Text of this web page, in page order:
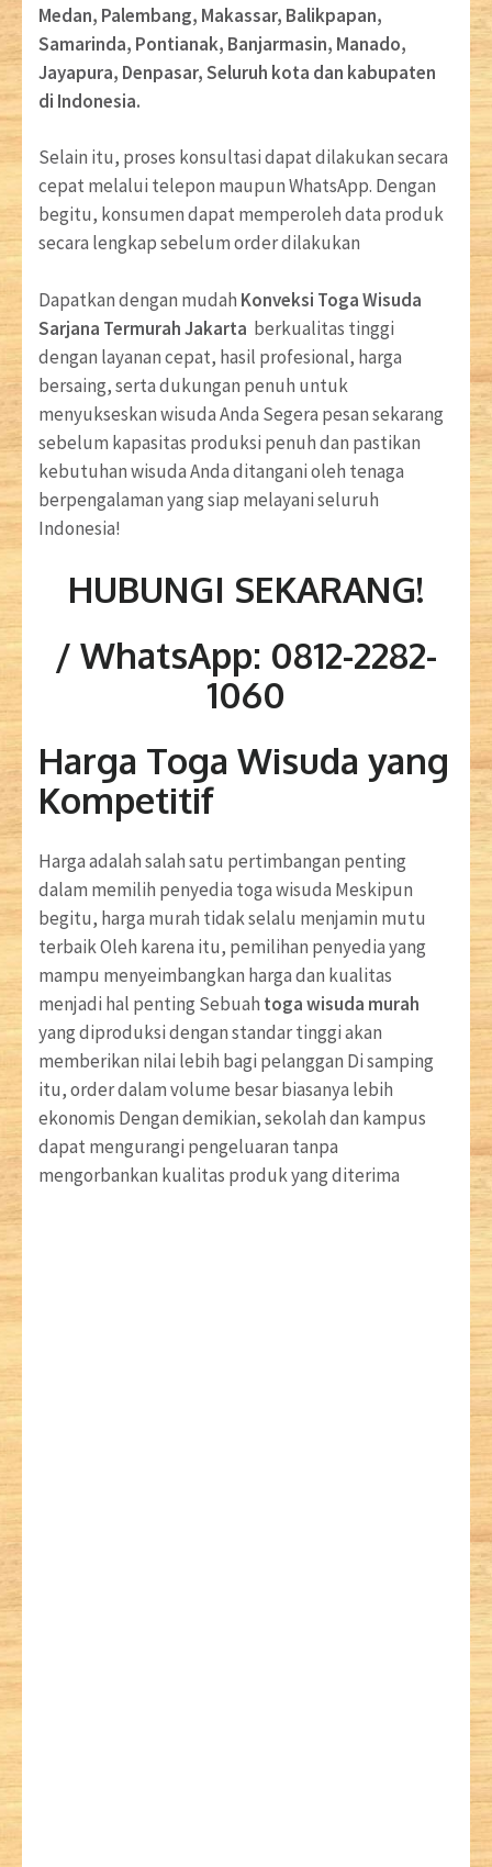
Medan, Palembang, Makassar, Balikpapan,
Samarinda, Pontianak, Banjarmasin, Manado,
Jayapura, Denpasar, Seluruh kota dan kabupaten
di Indonesia.
Selain itu, proses konsultasi dapat dilakukan secara
cepat melalui telepon maupun WhatsApp. Dengan
begitu, konsumen dapat memperoleh data produk
secara lengkap sebelum order dilakukan
Dapatkan dengan mudah Konveksi Toga Wisuda
Sarjana Termurah Jakarta berkualitas tinggi
dengan layanan cepat, hasil profesional, harga
bersaing, serta dukungan penuh untuk
menyukseskan wisuda Anda Segera pesan sekarang
sebelum kapasitas produksi penuh dan pastikan
kebutuhan wisuda Anda ditangani oleh tenaga
berpengalaman yang siap melayani seluruh
Indonesia!
HUBUNGI SEKARANG!
/ WhatsApp: 0812-2282-
1060
Harga Toga Wisuda yang
Kompetitif
Harga adalah salah satu pertimbangan penting
dalam memilih penyedia toga wisuda Meskipun
begitu, harga murah tidak selalu menjamin mutu
terbaik Oleh karena itu, pemilihan penyedia yang
mampu menyeimbangkan harga dan kualitas
menjadi hal penting Sebuah toga wisuda murah
yang diproduksi dengan standar tinggi akan
memberikan nilai lebih bagi pelanggan Di samping
itu, order dalam volume besar biasanya lebih
ekonomis Dengan demikian, sekolah dan kampus
dapat mengurangi pengeluaran tanpa
mengorbankan kualitas produk yang diterima